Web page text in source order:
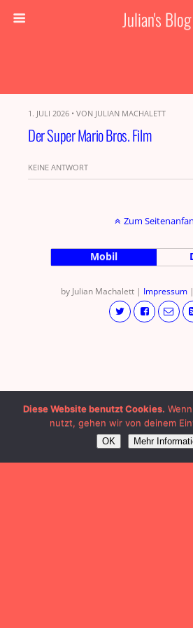
Julian's Blog
1. JULI 2026 • VON JULIAN MACHALETT
Der Super Mario Bros. Film
KEINE ANTWORT
Zum
Mobil
by Julian Machalett | Impressum |
Diese Website benutzt Cookies.
nutzt, gehen wir von deinem
OK Mehr